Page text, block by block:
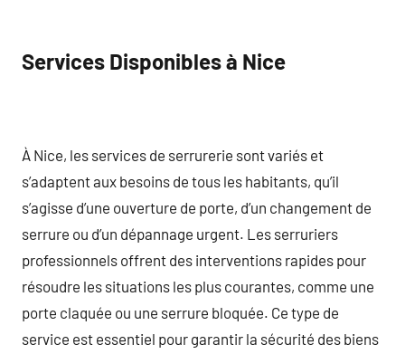
Services Disponibles à Nice
À Nice, les services de serrurerie sont variés et
s’adaptent aux besoins de tous les habitants, qu’il
s’agisse d’une ouverture de porte, d’un changement de
serrure ou d’un dépannage urgent. Les serruriers
professionnels offrent des interventions rapides pour
résoudre les situations les plus courantes, comme une
porte claquée ou une serrure bloquée. Ce type de
service est essentiel pour garantir la sécurité des biens